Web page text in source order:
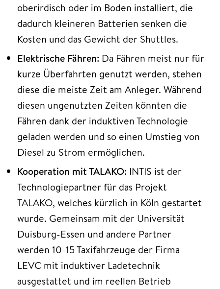
oberirdisch oder im Boden installiert, die
dadurch kleineren Batterien senken die
Kosten und das Gewicht der Shuttles.
Elektrische Fähren: Da Fähren meist nur für
kurze Überfahrten genutzt werden, stehen
diese die meiste Zeit am Anleger. Während
diesen ungenutzten Zeiten könnten die
Fähren dank der induktiven Technologie
geladen werden und so einen Umstieg von
Diesel zu Strom ermöglichen.
Kooperation mit TALAKO: INTIS ist der
Technologiepartner für das Projekt
TALAKO, welches kürzlich in Köln gestartet
wurde. Gemeinsam mit der Universität
Duisburg-Essen und andere Partner
werden 10-15 Taxifahrzeuge der Firma
LEVC mit induktiver Ladetechnik
ausgestattet und im reellen Betrieb